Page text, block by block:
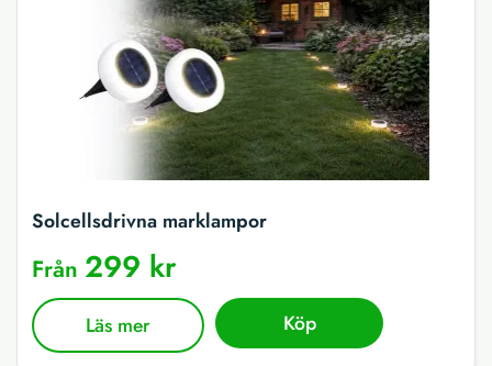
Solcellsdrivna marklampor
Från 299 kr
Läs mer Köp